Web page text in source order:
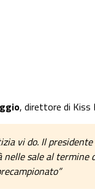
, direttore di Kiss
vi do. Il
nelle sale al termine